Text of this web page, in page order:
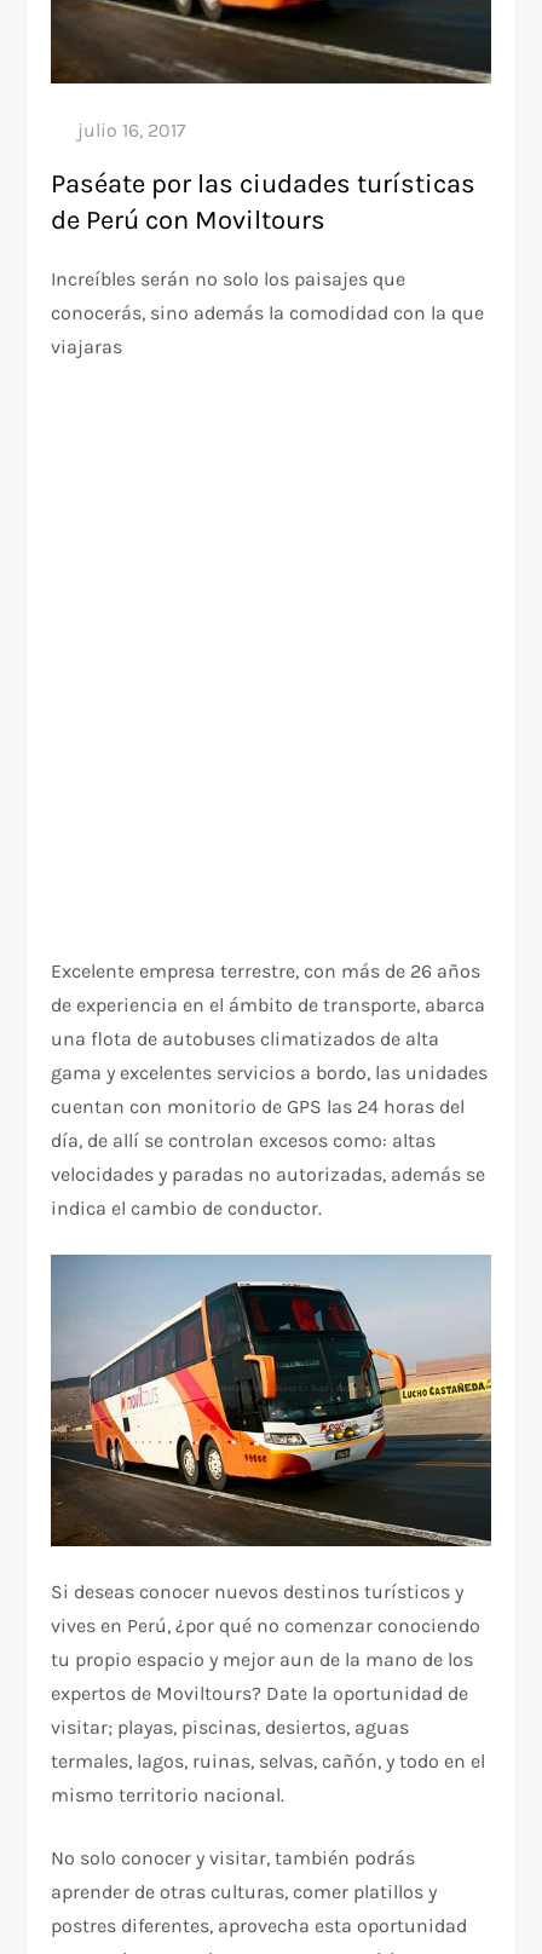
Paséate por las ciudades turísticas
de Perú con Moviltours
Increíbles serán no solo los paisajes que
conocerás, sino además la comodidad con la que
viajaras
Excelente empresa terrestre, con más de 26 años
de experiencia en el ámbito de transporte, abarca
una flota de autobuses climatizados de alta
gama y excelentes servicios a bordo, las unidades
cuentan con monitorio de GPS las 24 horas del
día, de allí se controlan excesos como: altas
velocidades y paradas no autorizadas, además se
indica el cambio de conductor.
Si deseas conocer nuevos destinos turísticos y
vives en Perú, ¿por qué no comenzar conociendo
tu propio espacio y mejor aun de la mano de los
expertos de Moviltours? Date la oportunidad de
visitar; playas, piscinas, desiertos, aguas
termales, lagos, ruinas, selvas, cañón, y todo en el
mismo territorio nacional.
No solo conocer y visitar, también podrás
aprender de otras culturas, comer platillos y
postres diferentes, aprovecha esta oportunidad